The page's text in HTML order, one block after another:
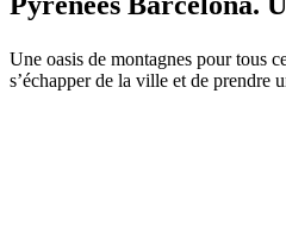
Une oasis de montagnes pour tous
s’échapper de la ville et de prendre